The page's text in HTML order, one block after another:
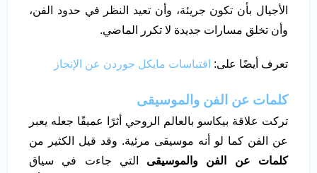
الأجيال بأن تكون جريئة، وأن تعيد النظر في حدود الفن،
وأن تخلق مسارات جديدة لا تكرر الماضي.
تعرف أيضًا على: اقتباسات مايكل جوردن عن الإنجاز
كلمات عن الفن والموسيقى
تركت علاقة بيكاسو بالعالم الروحي أثرًا عميقًا جعله يعبر
عن الفن كما لو أنه موسيقى مرئية. وقد قيل الكثير من
كلمات عن الفن والموسيقى التي جاءت في سياق